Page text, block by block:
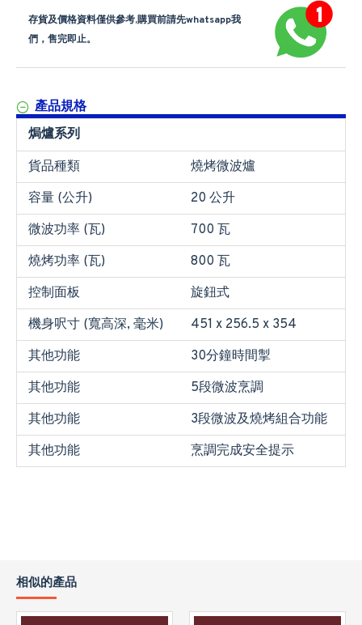
存貨及價格資料僅供參考,購買前請先whatsapp我
們，售完即止。
產品規格
焗爐系列
貨品種類
燒烤微波爐
容量 (公升)
20 公升
微波功率 (瓦)
700 瓦
燒烤功率 (瓦)
800 瓦
控制面板
旋鈕式
機身呎寸 (寬高深, 毫米)
451 x 256.5 x 354
其他功能
30分鐘時間掣
其他功能
5段微波烹調
其他功能
3段微波及燒烤組合功能
其他功能
烹調完成安全提示
相似的產品